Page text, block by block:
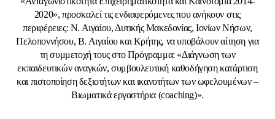
2020», προσκαλεί τις ενδιαφερόμενες που ανήκουν στις
περιφέρειες: Ν. Αιγαίου, Δυτικής Μακεδονίας, Ιονίων Νήσων,
Πελοποννήσου, Β. Αιγαίου και Κρήτης, να υποβάλουν αίτηση για
τη συμμετοχή τους στο Πρόγραμμα: «Διάγνωση των
εκπαιδευτικών αναγκών, συμβουλευτική καθοδήγηση κατάρτιση
και πιστοποίηση δεξιοτήτων και ικανοτήτων των ωφελουμένων –
Βιωματικά εργαστήρια (coaching)».